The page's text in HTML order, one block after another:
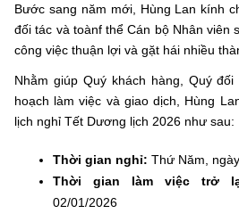
Bước sang năm mới, Hùng Lan kính
đối tác và toànf thể Cán bộ Nhân viên
công việc thuận lợi và gặt hái nhiều
Nhằm giúp Quý khách hàng, Quý
hoạch làm việc và giao dịch, Hùng
lịch nghỉ Tết Dương lịch 2026 như sau:
Thời gian nghỉ: Thứ Năm,
Thời gian làm việc trở
02/01/2026